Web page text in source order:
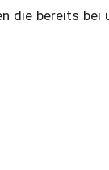
die bereits bei